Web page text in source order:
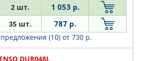
2 шт. 1 053 р.
35 шт. 787 р.
(10) от 730 р.
DUR048L